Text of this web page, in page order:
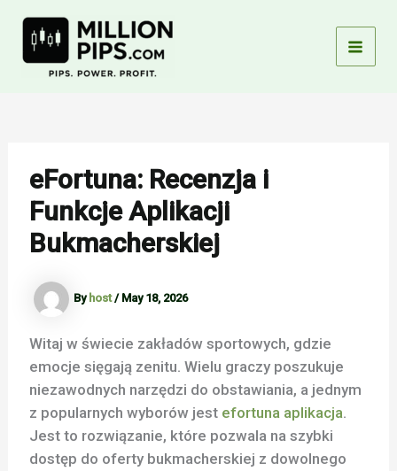
content
eFortuna: Recenzja i
Funkcje Aplikacji
Bukmacherskiej
By host/ May 18, 2026
Witaj w świecie zakładów sportowych, gdzie
emocje sięgają zenitu. Wielu graczy poszukuje
niezawodnych narzędzi do obstawiania, a jednym
z popularnych wyborów jest efortuna aplikacja.
Jest to rozwiązanie, które pozwala na szybki
dostęp do oferty bukmacherskiej z dowolnego